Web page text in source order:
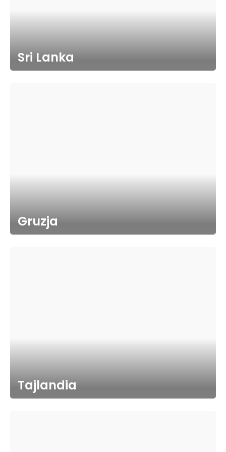
Sri Lanka
Gruzja
Tajlandia